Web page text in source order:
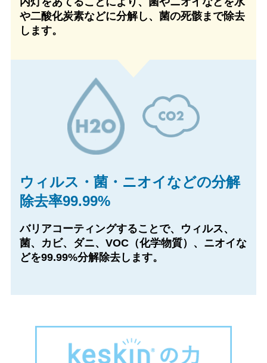
や二酸化炭素などに分解し、菌の死骸まで除去
します。
ウィルス・菌・ニオイなどの分解
除去率99.99%
バリアコーティングすることで、ウィルス、
菌、カビ、ダニ、VOC（化学物質）、ニオイな
どを99.99%分解除去します。